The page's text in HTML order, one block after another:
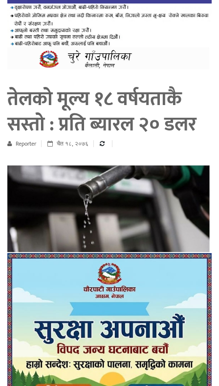
तेलको मूल्य १८ वर्षयताकै
सस्तो : प्रति ब्यारल २० डलर
Reporter चैत १८, २०७६